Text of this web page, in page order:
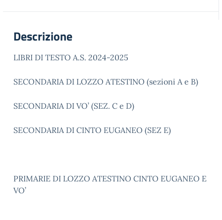
Descrizione
LIBRI DI TESTO A.S. 2024-2025
SECONDARIA DI LOZZO ATESTINO (sezioni A e B)
SECONDARIA DI VO’ (SEZ. C e D)
SECONDARIA DI CINTO EUGANEO (SEZ E)
PRIMARIE DI LOZZO ATESTINO CINTO EUGANEO E
VO’